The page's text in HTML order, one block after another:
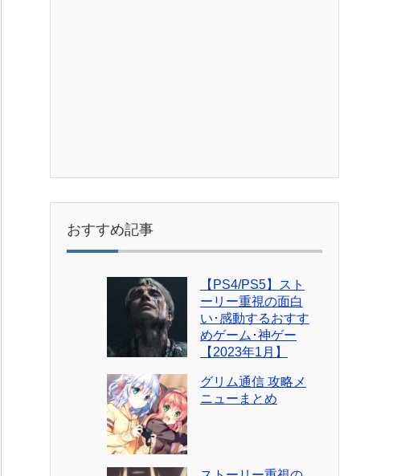
おすすめ記事
【PS4/PS5】スト
ーリー重視の面白
い･感動するおすす
めゲーム･神ゲー
【2023年1月】
グリム通信 攻略メ
ニューまとめ